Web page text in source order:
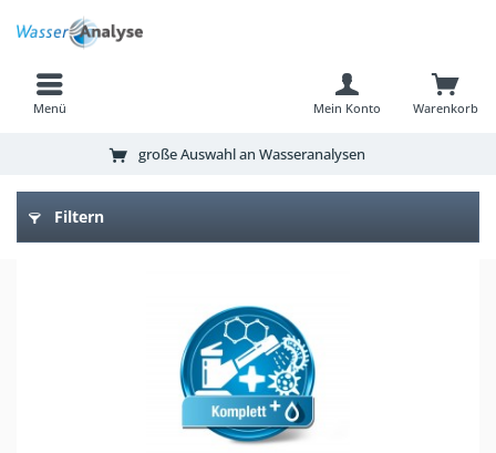
Menü Warenkorb
Mein Konto
große Auswahl an Wasseranalysen
Filtern